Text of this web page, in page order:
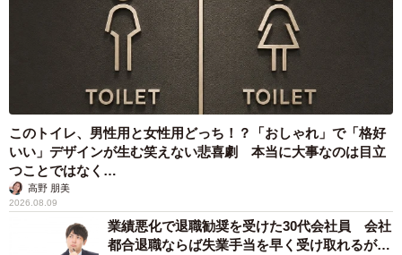
クラシックスタイルのふっくらしたスコーンが人気（フジコさん提供）
【フジコさん関連情報】
▽Xアカウント
https://x.com/ogoogoyakitori
【カフェオリオン店舗概要】
このトイレ、男性用と女性用どっち！？「おしゃれ」で「格好
いい」デザインが生む笑えない悲喜劇 本当に大事なのは目立
つことではなく…
高野 朋美
2026.08.09
業績悪化で退職勧奨を受けた30代会社員 会社
都合退職ならば失業手当を早く受け取れるが…